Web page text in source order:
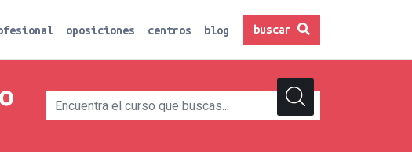
oposiciones centros blog buscar